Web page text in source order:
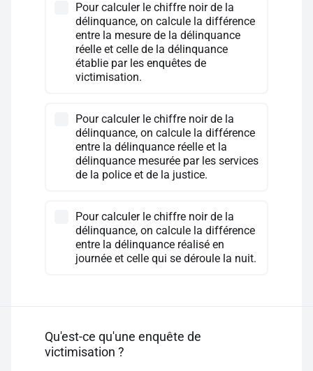
Pour calculer le chiffre noir de la
délinquance, on calcule la différence
entre la mesure de la délinquance
réelle et celle de la délinquance
établie par les enquêtes de
victimisation.
Pour calculer le chiffre noir de la
délinquance, on calcule la différence
entre la délinquance réelle et la
délinquance mesurée par les services
de la police et de la justice.
Pour calculer le chiffre noir de la
délinquance, on calcule la différence
entre la délinquance réalisé en
journée et celle qui se déroule la nuit.
Qu'est-ce qu'une enquête de
victimisation ?